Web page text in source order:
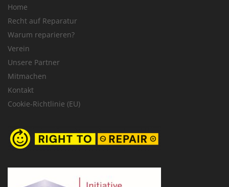
Home
Recht auf Reparatur
Warum reparieren?
Verein
Unsere Partner
Mitmachen
Kontakt
Cookie-Richtlinie (EU)